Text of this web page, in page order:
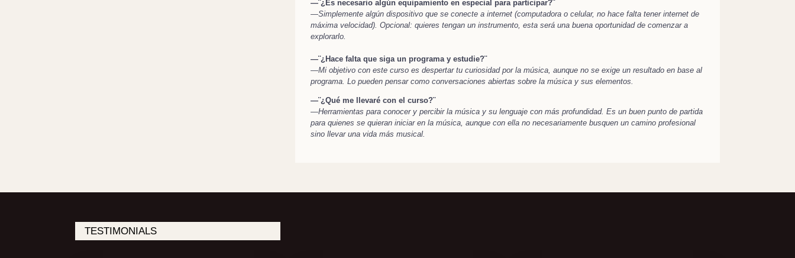
—¨¿Es necesario algún equipamiento en especial para participar?¨
—Simplemente algún dispositivo que se conecte a internet (computadora o celular, no hace falta tener internet de
máxima velocidad). Opcional: quieres tengan un instrumento, esta será una buena oportunidad de comenzar a
explorarlo.
—¨¿Hace falta que siga un programa y estudie?¨
—Mi objetivo con este curso es despertar tu curiosidad por la música, aunque no se exige un resultado en base al
programa. Lo pueden pensar como conversaciones abiertas sobre la música y sus elementos.
—¨¿Qué me llevaré con el curso?¨
—Herramientas para conocer y percibir la música y su lenguaje con más profundidad. Es un buen punto de partida
para quienes se quieran iniciar en la música, aunque con ella no necesariamente busquen un camino profesional
sino llevar una vida más musical.
TESTIMONIALS